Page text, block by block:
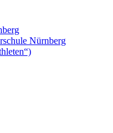
Nürnberg